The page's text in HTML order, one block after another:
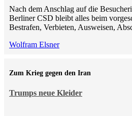
Nach dem Anschlag auf die
Berliner CSD bleibt alles beim
Bestrafen, Verbieten, Ausweisen,
Wolfram Elsner
Trumps neue Kleider
Zum Krieg gegen den Iran